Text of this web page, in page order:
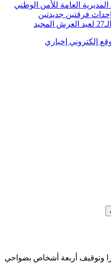
العامة للأمن الوطني
بإحداث فرقتين جديدتين
وتوقيف أربعة أشخاص بضواحي